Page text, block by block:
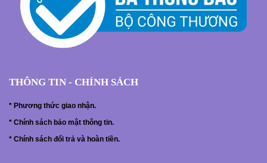
THÔNG TIN - CHÍNH SÁCH
* Phương thức giao nhận.
* Chính sách bảo mật thông tin.
* Chính sách đổi trả và hoàn tiền.